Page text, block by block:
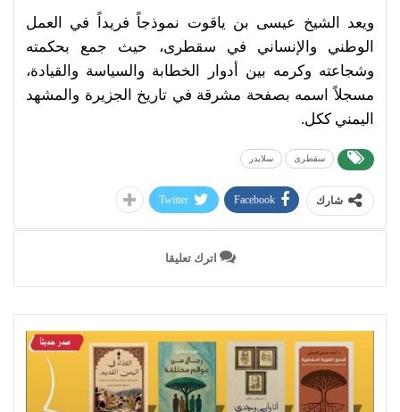
ويعد الشيخ عيسى بن ياقوت نموذجاً فريداً في العمل
الوطني والإنساني في سقطرى، حيث جمع بحكمته
وشجاعته وكرمه بين أدوار الخطابة والسياسة والقيادة،
مسجلاً اسمه بصفحة مشرقة في تاريخ الجزيرة والمشهد
اليمني ككل.
سقطرى سلايدر
شارك Facebook
Twitter
اترك تعليقا